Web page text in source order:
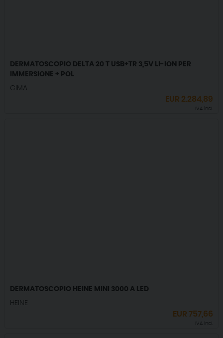
DERMATOSCOPIO DELTA 20 T USB+TR 3,5V LI-ION PER
IMMERSIONE + POL
GIMA
EUR 2.284,89
IVA incl.
DERMATOSCOPIO HEINE MINI 3000 A LED
HEINE
EUR757,66
IVA incl.